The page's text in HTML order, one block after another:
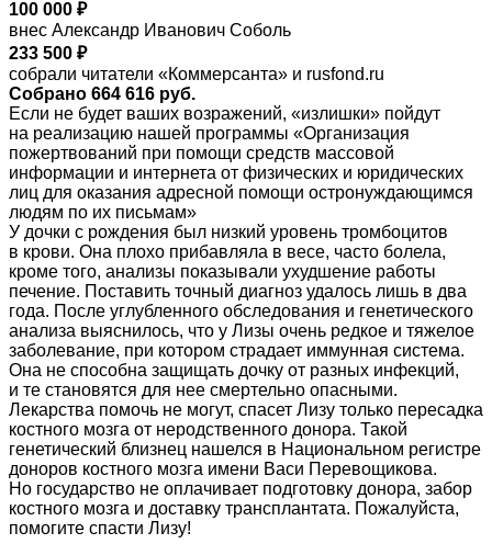
100 000 ₽
внес Александр Иванович Соболь
233 500 ₽
собрали читатели «Коммерсанта» и rusfond.ru
Собрано 664 616 руб.
Если не будет ваших возражений, «излишки» пойдут
на реализацию нашей программы «Организация
пожертвований при помощи средств массовой
информации и интернета от физических и юридических
лиц для оказания адресной помощи остронуждающимся
людям по их письмам»
У дочки с рождения был низкий уровень тромбоцитов
в крови. Она плохо прибавляла в весе, часто болела,
кроме того, анализы показывали ухудшение работы
печение. Поставить точный диагноз удалось лишь в два
года. После углубленного обследования и генетического
анализа выяснилось, что у Лизы очень редкое и тяжелое
заболевание, при котором страдает иммунная система.
Она не способна защищать дочку от разных инфекций,
и те становятся для нее смертельно опасными.
Лекарства помочь не могут, спасет Лизу только пересадка
костного мозга от неродственного донора. Такой
генетический близнец нашелся в Национальном регистре
доноров костного мозга имени Васи Перевощикова.
Но государство не оплачивает подготовку донора, забор
костного мозга и доставку трансплантата. Пожалуйста,
помогите спасти Лизу!